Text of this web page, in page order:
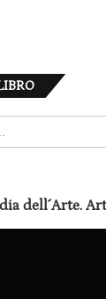
dell´Arte.